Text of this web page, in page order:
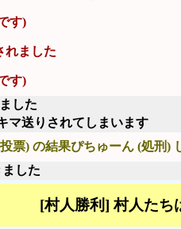
す)
れました
す)
した
マ送りされてしまいます
票) の結果ぴちゅーん (処刑)
した
[村人勝利] 村人たち